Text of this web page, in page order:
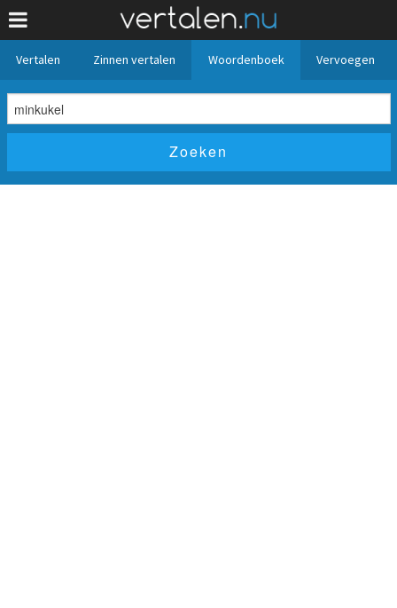
Vertalen Zinnen vertalen Woordenboek Vervoegen